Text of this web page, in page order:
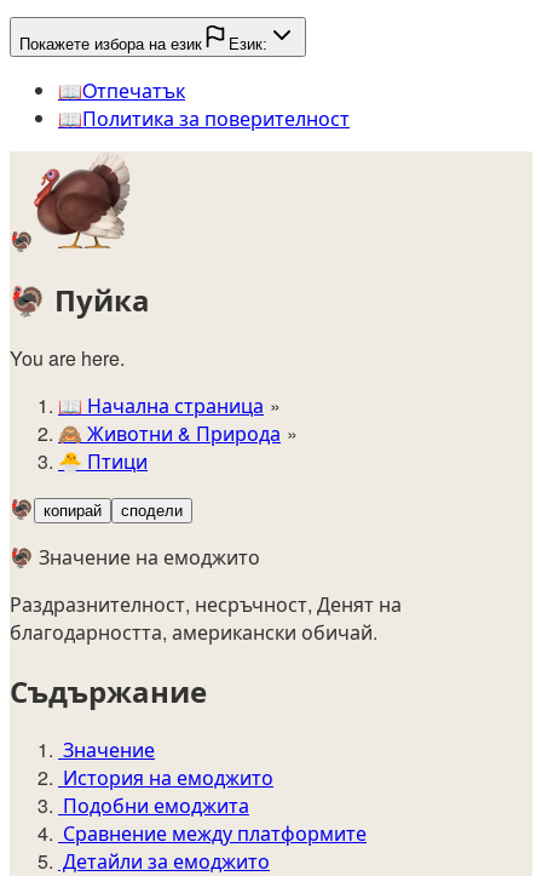
Покажете избора на език Език:
📖️Oтпечатък
📖️Политика за поверителност
🦃
🦃 Пуйка
You are here.
📖 Начална страница
🙈️ Животни & Природа
🐣 Птици
🦃
копирай сподели
🦃 Значение на емоджито
Раздразнителност, несръчност, Денят на
благодарността, американски обичай.
Съдържание
Значение
История на емоджито
Подобни емоджита
Сравнение между платформите
Детайли за емоджито